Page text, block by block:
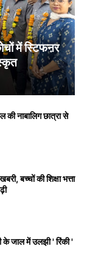
में स्टिफऩर
नाबालिग छात्रा से
बच्चों की शिक्षा भत्ता
के जाल में उलझी ' रिंकी '